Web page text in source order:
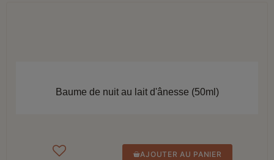
Baume de nuit au lait d'ânesse (50ml)
AJOUTER AU PANIER